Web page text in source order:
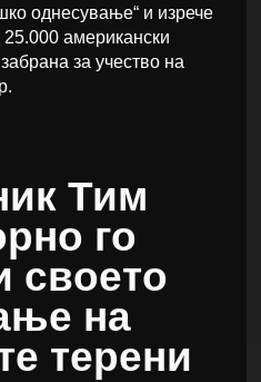
однесување“ и изрече
американски
за учество на
Тим
го
своето
на
терени